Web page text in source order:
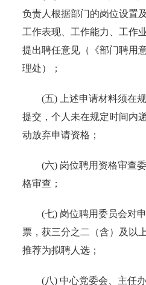
负责人根据部门的岗位设置
工作表现、工作能力、工作
提出聘任意见（《部门聘用
理处）；
(五) 上述申请材料须在规
提交，个人未在规定时间内
动放弃申请资格；
(六) 岗位聘用资格审查委
格审查；
(七) 岗位聘用委员会对申
票，获三分之二（含）及以
推荐为拟聘人选；
(八) 中心党委会、主任办